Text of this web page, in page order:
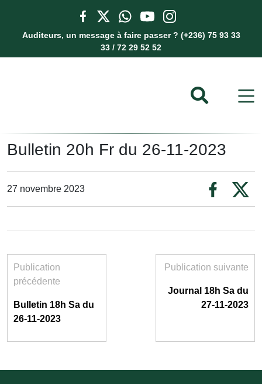
Auditeurs, un message à faire passer ? (+236) 75 93 33
33 / 72 29 52 52
Bulletin 20h Fr du 26-11-2023
27 novembre 2023
Publication
précédente
Bulletin 18h Sa du
26-11-2023
Publication suivante
Journal 18h Sa du
27-11-2023